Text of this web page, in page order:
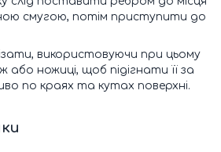
смугою, потім приступити до
використовуючи при цьому
або ножиці, щоб підігнати її за
по краях та кутах поверхні.